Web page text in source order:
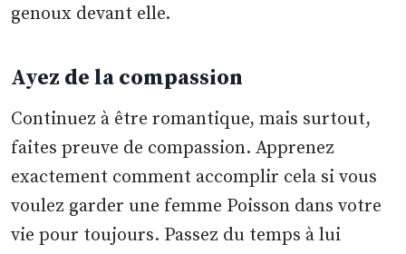
genoux devant elle.
Ayez de la compassion
Continuez à être romantique, mais surtout,
faites preuve de compassion. Apprenez
exactement comment accomplir cela si vous
voulez garder une femme Poisson dans votre
vie pour toujours. Passez du temps à lui